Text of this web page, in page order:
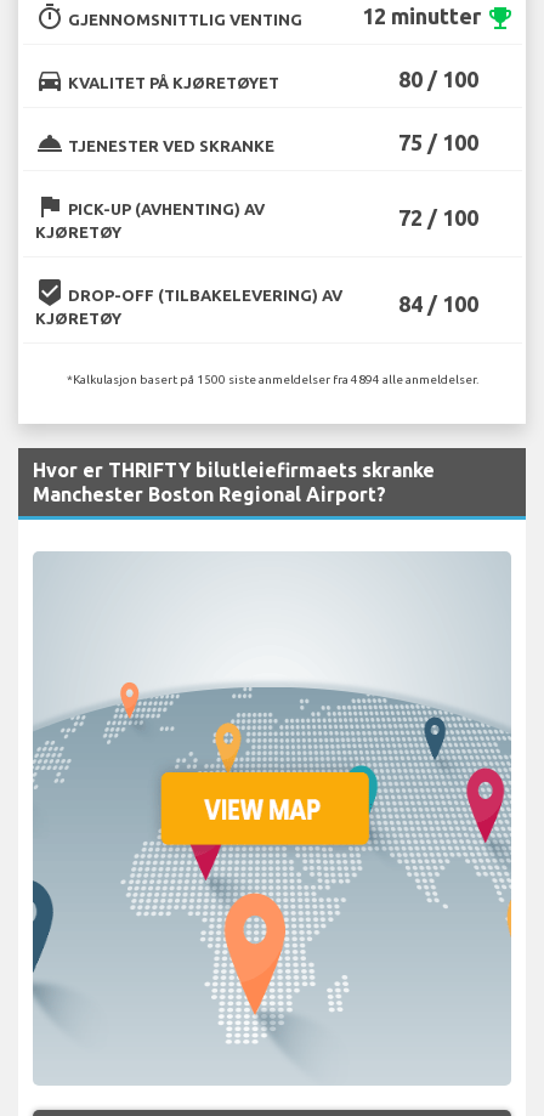
timer GJENNOMSNITTLIG VENTING 12 minutter emoji_events
directions_car KVALITET PÅ KJØRETØYET 80 / 100
room_service TJENESTER VED SKRANKE 75 / 100
flag PICK-UP (AVHENTING) AV
KJØRETØY
72 / 100
beenhere DROP-OFF (TILBAKELEVERING) AV
KJØRETØY
84 / 100
*Kalkulasjon basert på 1500 siste anmeldelser fra 4894 alle anmeldelser.
Hvor er THRIFTY bilutleiefirmaets skranke
Manchester Boston Regional Airport?